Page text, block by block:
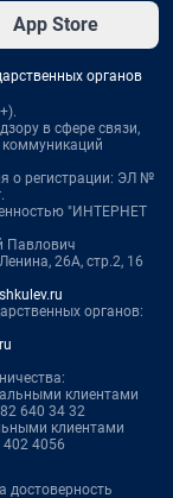
App Store
органов
в сфере связи,
о регистрации: ЭЛ №
"ИНТЕРНЕТ
Павлович
26А, стр.2, 16
органов:
клиентами
640 34 32
клиентами
402 4056
достоверность